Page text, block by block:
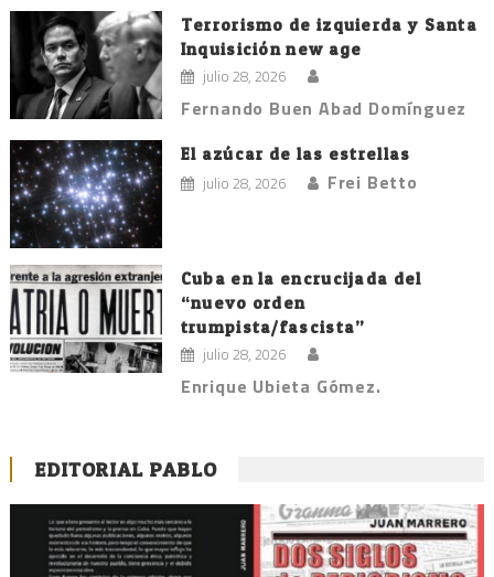
Terrorismo de izquierda y Santa
Inquisición new age
julio 28, 2026
Fernando Buen Abad Domínguez
El azúcar de las estrellas
julio 28, 2026 Frei Betto
Cuba en la encrucijada del
“nuevo orden
trumpista/fascista”
julio 28, 2026
Enrique Ubieta Gómez.
EDITORIAL PABLO